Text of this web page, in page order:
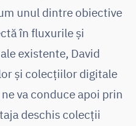
unul dintre obiective
în fluxurile și
existente, David
și colecțiilor digitale
va conduce apoi prin
deschis colecții